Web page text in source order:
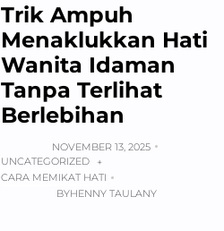
Trik Ampuh
Menaklukkan Hati
Wanita Idaman
Tanpa Terlihat
Berlebihan
NOVEMBER 13, 2025
UNCATEGORIZED
+
CARA MEMIKAT HATI
BYHENNY TAULANY